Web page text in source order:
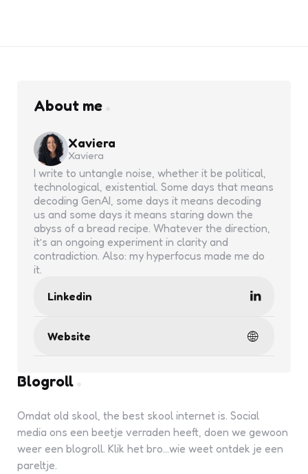
About me
Xaviera
Xaviera
I write to untangle noise, whether it be political,
technological, existential. Some days that means
decoding GenAI, some days it means decoding
us and some days it means staring down the
abyss of a bread recipe. Whatever the direction,
it’s an ongoing experiment in clarity and
contradiction. Also: my hyperfocus made me do
it.
Linkedin
Website
Blogroll
Omdat old skool, the best skool internet is. Social
media ons een beetje verraden heeft, doen we gewoon
weer een blogroll. Klik het bro...wie weet ontdek je een
pareltje.